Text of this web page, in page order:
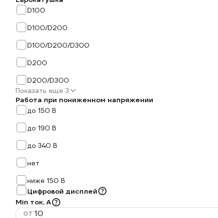
D100
D100/D200
D100/D200/D300
D200
D200/D300
Показать еще 3
Работа при пониженном напряжении
до 150 В
до 190 В
до 340 В
нет
ниже 150 В
Цифровой дисплей
Min ток, А
от